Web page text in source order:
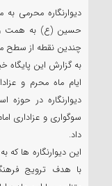
دیوارنگاره محرمی
حسین (ع) به همت و
چندین نقطه از
به گزارش این
ایام ماه محرم و
دیوارنگاره در
سوگواری و عزاداری
داد.
این دیوارنگاره ها
با هدف ترویج